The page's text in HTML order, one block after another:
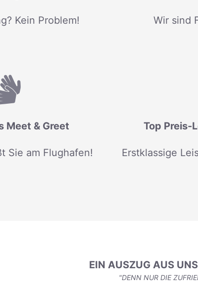
Kein Problem! Wir sind
Meet & Greet
Sie am Flughafen!
Top Preis-
Erstklassige
EIN AUSZUG AUS
"DENN NUR DIE